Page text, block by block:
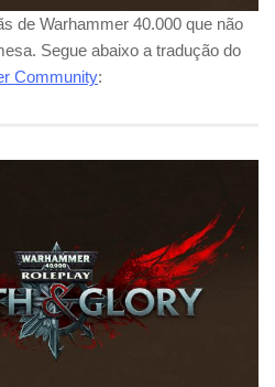
de Warhammer 40.000 que não
Segue abaixo a tradução do
Community: